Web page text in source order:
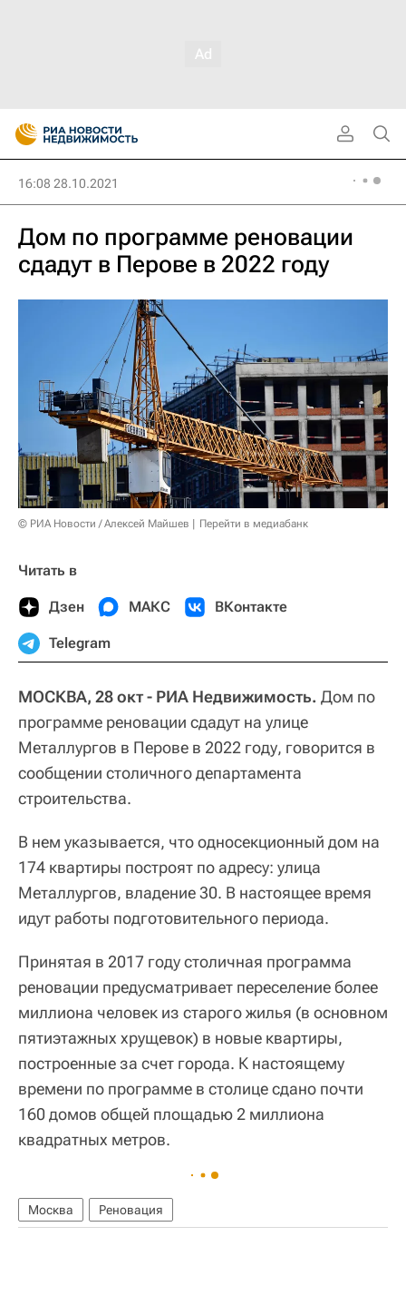
16:08 28.10.2021
Дом по программе реновации
сдадут в Перове в 2022 году
© РИА Новости / Алексей Майшев Перейти в медиабанк
Читать в
Дзен МАКС ВКонтакте
Telegram
МОСКВА, 28 окт - РИА Недвижимость. Дом по
программе реновации сдадут на улице
Металлургов в Перове в 2022 году, говорится в
сообщении столичного департамента
строительства.
В нем указывается, что односекционный дом на
174 квартиры построят по адресу: улица
Металлургов, владение 30. В настоящее время
идут работы подготовительного периода.
Принятая в 2017 году столичная программа
реновации предусматривает переселение более
миллиона человек из старого жилья (в основном
пятиэтажных хрущевок) в новые квартиры,
построенные за счет города. К настоящему
времени по программе в столице сдано почти
160 домов общей площадью 2 миллиона
квадратных метров.
Москва Реновация